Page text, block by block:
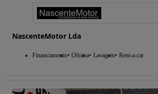
NascenteMotor Lda
Financiamento Oficina Lavagem Rent-a-car